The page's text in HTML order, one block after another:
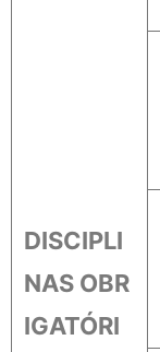
DISCIPLI
NAS OBR
IGATÓRI